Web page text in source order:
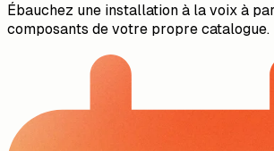
Ébauchez une installation à la voix à
composants de votre propre catalogue.